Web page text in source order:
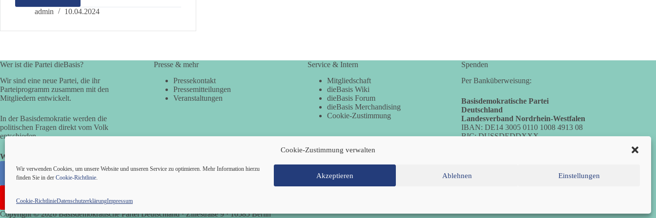
Cookie-Zustimmung verwalten
Wir verwenden Cookies, um unsere Website und unseren Service zu optimieren. Mehr Information hierzu
finden Sie in der Cookie-Richtlinie. Akzeptieren Ablehnen Einstellungen
Cookie-RichtlinieDatenschutzerklärungImpressum
für
menschwürdiges
admin 10.04.2024
Wer ist die Partei dieBasis?
Wir sind eine neue Partei, die ihr
Parteiprogramm zusammen mit den
Mitgliedern entwickelt.
In der Basisdemokratie werden die
politischen Fragen direkt vom Volk
entschieden.
Wir alle sind die Basis!
Presse & mehr
Pressekontakt
Pressemitteilungen
Veranstaltungen
Service & Intern
Mitgliedschaft
dieBasis Wiki
dieBasis Forum
dieBasis Merchandising
Cookie-Zustimmung
Spenden
Per Banküberweisung:
Basisdemokratische Partei
Deutschland
Landesverband Nordrhein-Westfalen
IBAN: DE14 3005 0110 1008 4913 08
BIC: DUSSDEDDXXX
Mitglied werden Kontakt Cookie-Richtlinie (EU)
Copyright © 2026 Basisdemokratische Partei Deutschland · Zillestraße 9 · 10585 Berlin